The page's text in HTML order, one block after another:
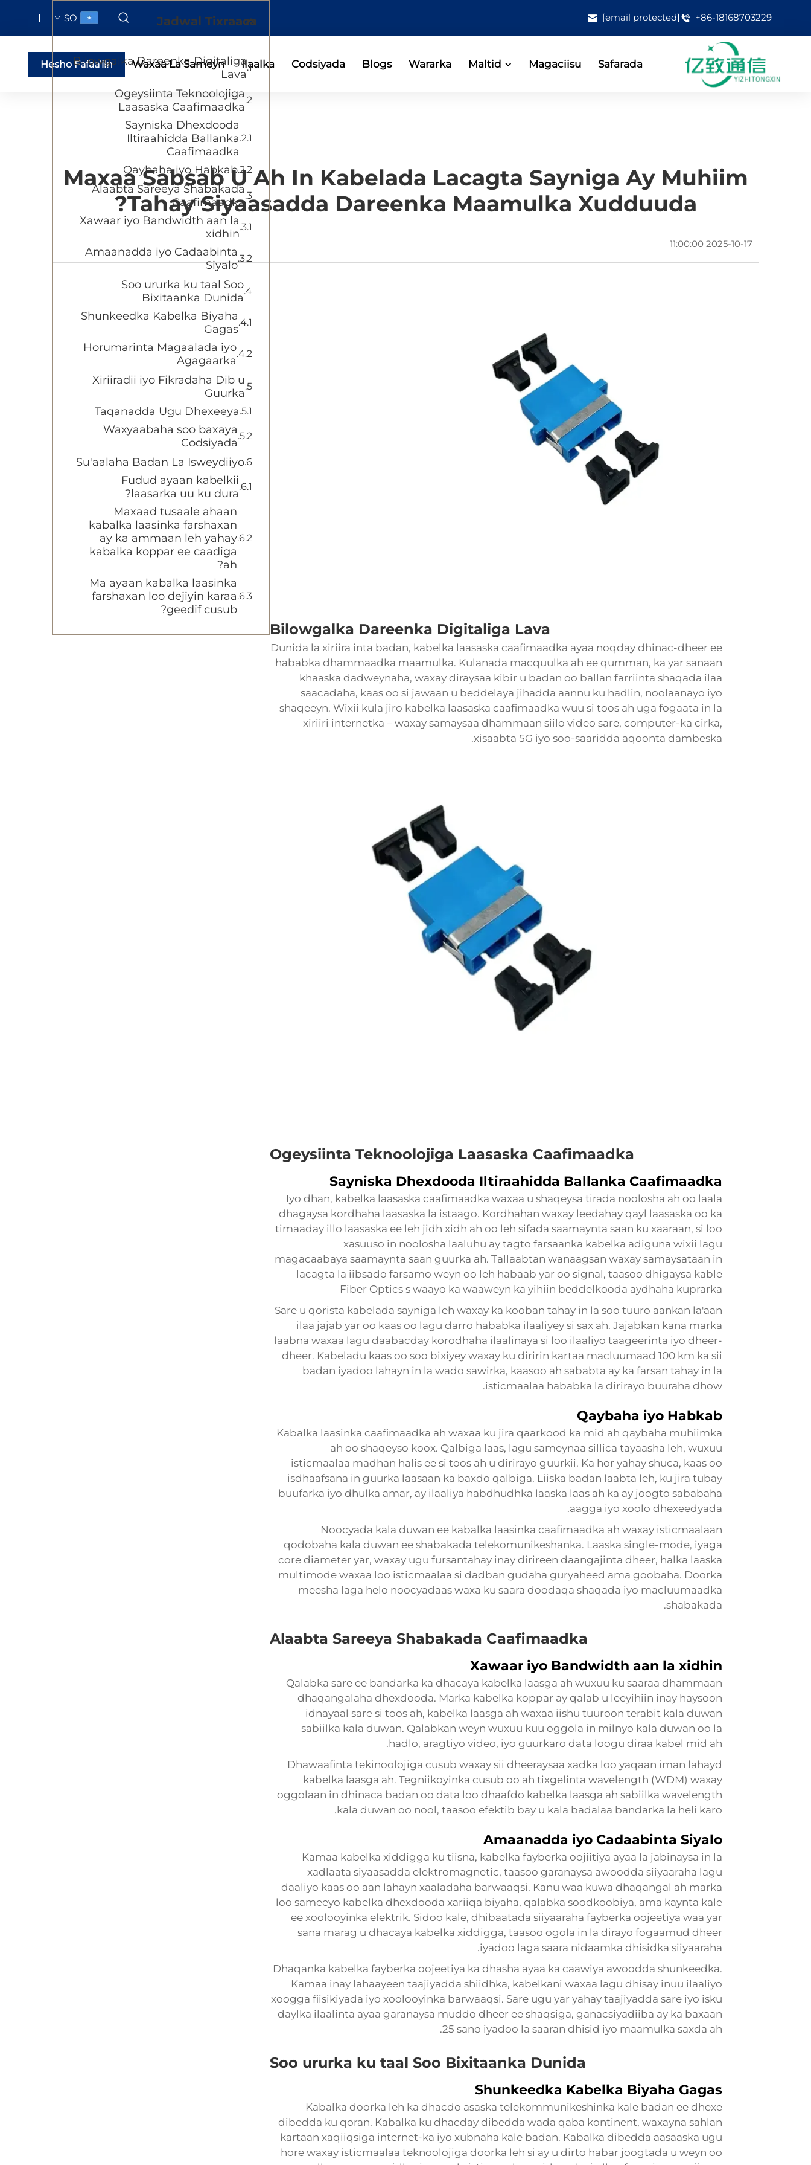
+86-18168703229
[email protected]
SO
Safarada
Magaciisu
Maltid
Wararka
Blogs
Codsiyada
Ilaalka
Waxaa La Sameyn
Hesho Fafaa'iin
Maxaa Sabsab U Ah In Kabelada Lacagta Sayniga Ay Muhiim
Tahay Siyaasadda Dareenka Maamulka Xudduuda?
2025-10-17 11:00:00
Bilowgalka Dareenka Digitaliga Lava
Dunida la xiriira inta badan, kabelka laasaska caafimaadka ayaa noqday dhinac-dheer ee
hababka dhammaadka maamulka. Kulanada macquulka ah ee qumman, ka yar sanaan
khaaska dadweynaha, waxay diraysaa kibir u badan oo ballan farriinta shaqada ilaa
saacadaha, kaas oo si jawaan u beddelaya jihadda aannu ku hadlin, noolaanayo iyo
shaqeeyn. Wixii kula jiro kabelka laasaska caafimaadka wuu si toos ah uga fogaata in la
xiriiri internetka – waxay samaysaa dhammaan siilo video sare, computer-ka cirka,
xisaabta 5G iyo soo-saaridda aqoonta dambeska.
Ogeysiinta Teknoolojiga Laasaska Caafimaadka
Sayniska Dhexdooda Iltiraahidda Ballanka Caafimaadka
Iyo dhan, kabelka laasaska caafimaadka waxaa u shaqeysa tirada noolosha ah oo laala
dhagaysa kordhaha laasaska la istaago. Kordhahan waxay leedahay qayl laasaska oo ka
timaaday illo laasaska ee leh jidh xidh ah oo leh sifada saamaynta saan ku xaaraan, si loo
xasuuso in noolosha laaluhu ay tagto farsaanka kabelka adiguna wixii lagu
magacaabaya saamaynta saan guurka ah. Tallaabtan wanaagsan waxay samaysataan in
lacagta la iibsado farsamo weyn oo leh habaab yar oo signal, taasoo dhigaysa kable
Fiber Optics s waayo ka waaweyn ka yihiin beddelkooda aydhaha kuprarka
Sare u qorista kabelada sayniga leh waxay ka kooban tahay in la soo tuuro aankan la'aan
ilaa jajab yar oo kaas oo lagu darro hababka ilaaliyey si sax ah. Jajabkan kana marka
laabna waxaa lagu daabacday korodhaha ilaalinaya si loo ilaaliyo taageerinta iyo dheer-
dheer. Kabeladu kaas oo soo bixiyey waxay ku diririn kartaa macluumaad 100 km ka sii
badan iyadoo lahayn in la wado sawirka, kaasoo ah sababta ay ka farsan tahay in la
isticmaalaa hababka la dirirayo buuraha dhow.
Qaybaha iyo Habkab
Kabalka laasinka caafimaadka ah waxaa ku jira qaarkood ka mid ah qaybaha muhiimka
ah oo shaqeyso koox. Qalbiga laas, lagu sameynaa sillica tayaasha leh, wuxuu
isticmaalaa madhan halis ee si toos ah u dirirayo guurkii. Ka hor yahay shuca, kaas oo
isdhaafsana in guurka laasaan ka baxdo qalbiga. Liiska badan laabta leh, ku jira tubay
buufarka iyo dhulka amar, ay ilaaliya habdhudhka laaska laas ah ka ay joogto sababaha
aagga iyo xoolo dhexeedyada.
Noocyada kala duwan ee kabalka laasinka caafimaadka ah waxay isticmaalaan
qodobaha kala duwan ee shabakada telekomunikeshanka. Laaska single-mode, iyaga
core diameter yar, waxay ugu fursantahay inay dirireen daangajinta dheer, halka laaska
multimode waxaa loo isticmaalaa si dadban gudaha guryaheed ama goobaha. Doorka
meesha laga helo noocyadaas waxa ku saara doodaqa shaqada iyo macluumaadka
shabakada.
Alaabta Sareeya Shabakada Caafimaadka
Xawaar iyo Bandwidth aan la xidhin
Qalabka sare ee bandarka ka dhacaya kabelka laasga ah wuxuu ku saaraa dhammaan
dhaqangalaha dhexdooda. Marka kabelka koppar ay qalab u leeyihiin inay haysoon
idnayaal sare si toos ah, kabelka laasga ah waxaa iishu tuuroon terabit kala duwan
sabiilka kala duwan. Qalabkan weyn wuxuu kuu oggola in milnyo kala duwan oo la
hadlo, aragtiyo video, iyo guurkaro data loogu diraa kabel mid ah.
Dhawaafinta tekinoolojiga cusub waxay sii dheeraysaa xadka loo yaqaan iman lahayd
kabelka laasga ah. Tegniikoyinka cusub oo ah tixgelinta wavelength (WDM) waxay
oggolaan in dhinaca badan oo data loo dhaafdo kabelka laasga ah sabiilka wavelength
kala duwan oo nool, taasoo efektib bay u kala badalaa bandarka la heli karo.
Amaanadda iyo Cadaabinta Siyalo
Kamaa kabelka xiddigga ku tiisna, kabelka fayberka oojiitiya ayaa la jabinaysa in la
xadlaata siyaasadda elektromagnetic, taasoo garanaysa awoodda siiyaaraha lagu
daaliyo kaas oo aan lahayn xaaladaha barwaaqsi. Kanu waa kuwa dhaqangal ah marka
loo sameeyo kabelka dhexdooda xariiqa biyaha, qalabka soodkoobiya, ama kaynta kale
ee xoolooyinka elektrik. Sidoo kale, dhibaatada siiyaaraha fayberka oojeetiya waa yar
sana marag u dhacaya kabelka xiddigga, taasoo ogola in la dirayo fogaamud dheer
iyadoo laga saara nidaamka dhisidka siiyaaraha.
Dhaqanka kabelka fayberka oojeetiya ka dhasha ayaa ka caawiya awoodda shunkeedka.
Kamaa inay lahaayeen taajiyadda shiidhka, kabelkani waxaa lagu dhisay inuu ilaaliyo
xoogga fiisikiyada iyo xoolooyinka barwaaqsi. Sare ugu yar yahay taajiyadda sare iyo isku
daylka ilaalinta ayaa garanaysa muddo dheer ee shaqsiga, ganacsiyadiiba ay ka baxaan
25 sano iyadoo la saaran dhisid iyo maamulka saxda ah.
Soo ururka ku taal Soo Bixitaanka Dunida
Shunkeedka Kabelka Biyaha Gagas
Kabalka doorka leh ka dhacdo asaska telekommunikeshinka kale badan ee dhexe
dibedda ku qoran. Kabalka ku dhacday dibedda wada qaba kontinent, waxayna sahlan
kartaan xaqiiqsiga internet-ka iyo xubnaha kale badan. Kabalka dibedda aasaaska ugu
hore waxay isticmaalaa teknoolojiga doorka leh si ay u dirto habar joogtada u weyn oo
Jadwal Tixraaca
Bilowgalka Dareenka Digitaliga
Lava
Ogeysiinta Teknoolojiga
Laasaska Caafimaadka
Sayniska Dhexdooda
Iltiraahidda Ballanka
Caafimaadka
Qaybaha iyo Habkab
Alaabta Sareeya Shabakada
Caafimaadka
Xawaar iyo Bandwidth aan la
xidhin
Amaanadda iyo Cadaabinta
Siyalo
Soo ururka ku taal Soo
Bixitaanka Dunida
Shunkeedka Kabelka Biyaha
Gagas
Horumarinta Magaalada iyo
Agagaarka
Xiriiradii iyo Fikradaha Dib u
Guurka
Taqanadda Ugu Dhexeeya
Waxyaabaha soo baxaya
Codsiyada
Su'aalaha Badan La Isweydiiyo
Fudud ayaan kabelkii
laasarka uu ku dura?
Maxaad tusaale ahaan
kabalka laasinka farshaxan
ay ka ammaan leh yahay
kabalka koppar ee caadiga
ah?
Ma ayaan kabalka laasinka
farshaxan loo dejiyin karaa
geedif cusub?